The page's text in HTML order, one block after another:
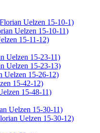
Uelzen 15-10-1)
Uelzen 15-10-11)
15-11-12)
Uelzen 15-23-11)
Uelzen 15-23-13)
Uelzen 15-26-12)
15-42-12)
15-48-11)
Uelzen 15-30-11)
Uelzen 15-30-12)